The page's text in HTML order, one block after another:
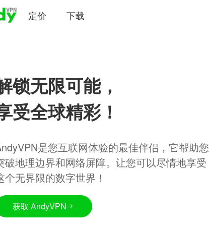
定价 下载
锁无限可能，
受全球精彩！
是您互联网体验的最佳伴侣，它帮助您
破地理边界和网络屏障。让您可以尽情地享受
个无界限的数字世界！
获取 AndyVPN